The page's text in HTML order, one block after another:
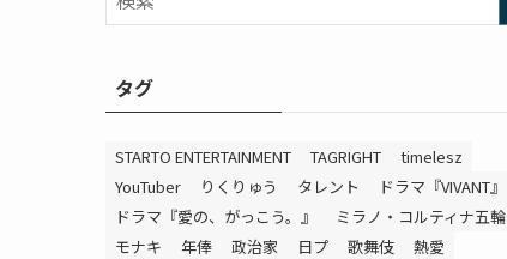
タグ
STARTO ENTERTAINMENT TAGRIGHT
timelesz
YouTuber
りくりゅう タレント
ドラマ『VIVANT』
ドラマ『愛の、がっこう。』
ミラノ・コルティナ五輪
モナキ
年俸 政治家 日プ 歌舞伎 熱愛